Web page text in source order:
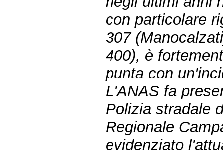
con particolare
307
400), è
punta con
L'ANAS fa
Polizia stradale
Regionale
evidenziato